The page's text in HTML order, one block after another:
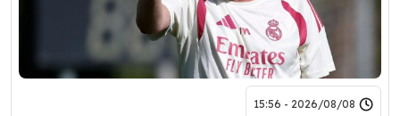
2026/08/08 - 15:56